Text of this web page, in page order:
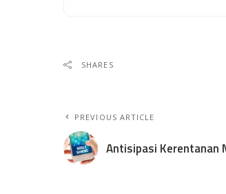
SHARES
PREVIOUS ARTICLE
Antisipasi Kerentanan